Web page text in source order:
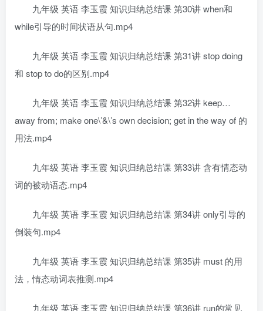
九年级 英语 李玉霞 知识归纳总结课 第30讲 when和
while引导的时间状语从句.mp4
九年级 英语 李玉霞 知识归纳总结课 第31讲 stop doing
和 stop to do的区别.mp4
九年级 英语 李玉霞 知识归纳总结课 第32讲 keep…
away from; make one\’&\’s own decision; get in the way of 的
用法.mp4
九年级 英语 李玉霞 知识归纳总结课 第33讲 含有情态动
词的被动语态.mp4
九年级 英语 李玉霞 知识归纳总结课 第34讲 only引导的
倒装句.mp4
九年级 英语 李玉霞 知识归纳总结课 第35讲 must 的用
法，情态动词表推测.mp4
九年级 英语 李玉霞 知识归纳总结课 第36讲 run的常见